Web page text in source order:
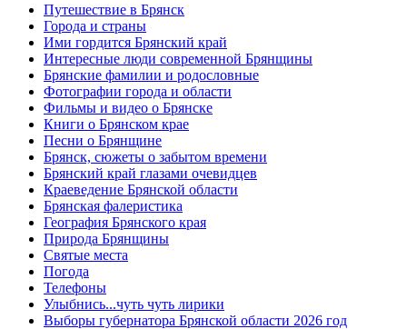
Путешествие в Брянск
Города и страны
Ими гордится Брянский край
Интересные люди современной Брянщины
Брянские фамилии и родословные
Фотографии города и области
Фильмы и видео о Брянске
Книги о Брянском крае
Песни о Брянщине
Брянск, сюжеты о забытом времени
Брянский край глазами очевидцев
Краеведение Брянской области
Брянская фалеристика
География Брянского края
Природа Брянщины
Святые места
Погода
Телефоны
Улыбнись...чуть чуть лирики
Выборы губернатора Брянской области 2026 год